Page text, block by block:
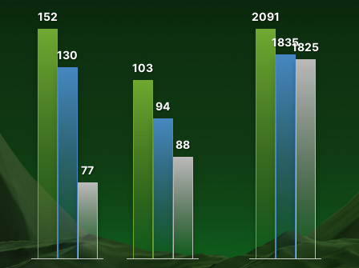
152
130
77
103
94
88
2091
18351825